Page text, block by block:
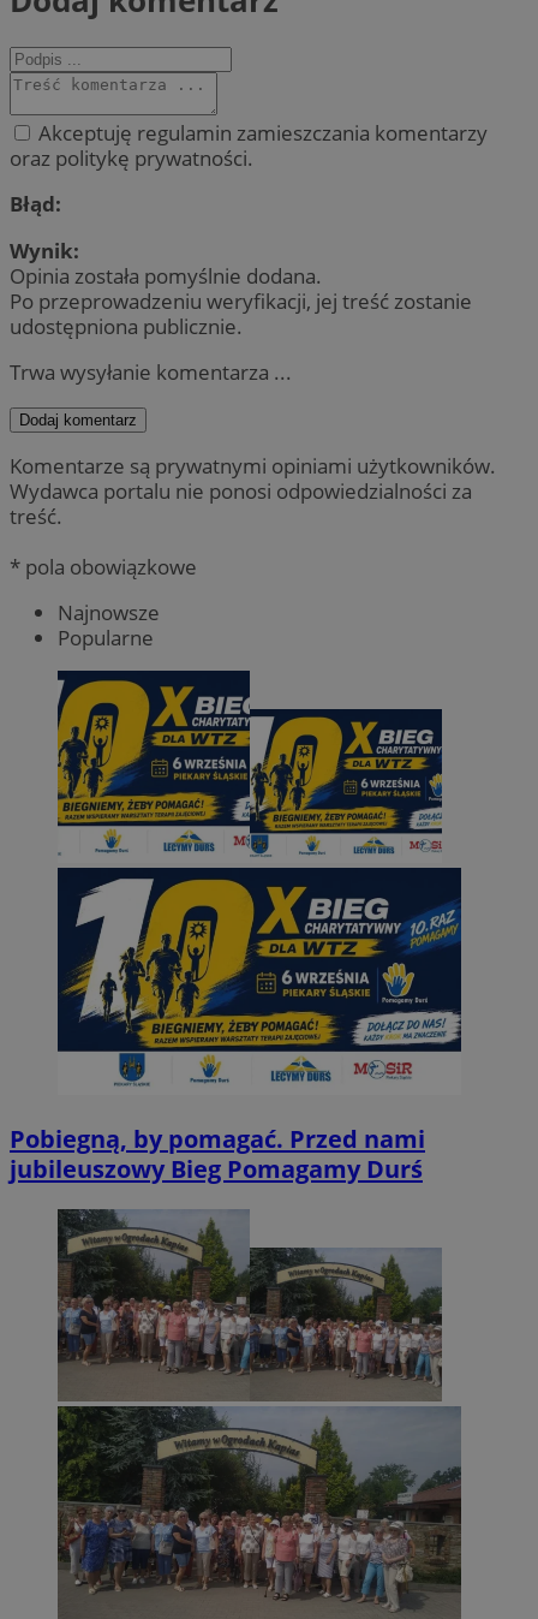
Akceptuję regulamin zamieszczania komentarzy
oraz politykę prywatności.
Błąd:
Wynik:
Opinia została pomyślnie dodana.
Po przeprowadzeniu weryfikacji, jej treść zostanie
udostępniona publicznie.
Trwa wysyłanie komentarza ...
Dodaj komentarz
Komentarze są prywatnymi opiniami użytkowników.
Wydawca portalu nie ponosi odpowiedzialności za
treść.
* pola obowiązkowe
Najnowsze
Popularne
Pobiegną, by pomagać. Przed nami
jubileuszowy Bieg Pomagamy Durś